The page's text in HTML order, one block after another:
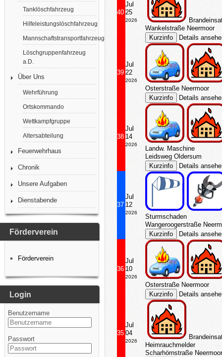
Tanklöschfahrzeug
Hilfeleistungslöschfahrzeug
Mannschaftstransportfahrzeug
Löschgruppenfahrzeug
a.D.
Über Uns
Wehrführung
Ortskommando
Wettkampfgruppe
Altersabteilung
Feuerwehrhaus
Chronik
Unsere Aufgaben
Dienstabende
Förderverein
Förderverein
Login
Benutzername
Passwort
40
Jul
25
2026
Wankelstraße Neermoor
Details
39
Jul
22
2026
Osterstraße Neermoor
Details
38
Jul
14
2026
Landw. Maschine
Leidsweg Oldersum
Details
37
Jul
12
2026
Sturmschaden
Wangeroogerstraße
Details
36
Jul
10
2026
Osterstraße Neermoor
Details
35
Jul
04
2026
Heimrauchmelder
Scharhörnstraße